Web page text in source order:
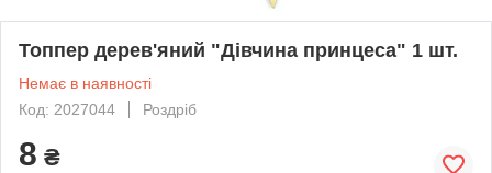
Топпер дерев'яний "Дівчина принцеса" 1 шт.
Немає в наявності
Код: 2027044
Роздріб
8 ₴